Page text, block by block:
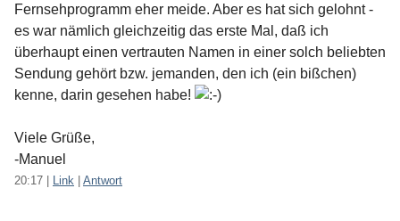
Fernsehprogramm eher meide. Aber es hat sich gelohnt -
es war nämlich gleichzeitig das erste Mal, daß ich
überhaupt einen vertrauten Namen in einer solch beliebten
Sendung gehört bzw. jemanden, den ich (ein bißchen)
kenne, darin gesehen habe!
Viele Grüße,
-Manuel
20:17 Link Antwort